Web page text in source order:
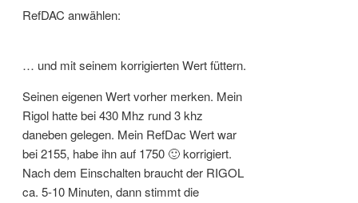
RefDAC anwählen:
… und mit seinem korrigierten Wert füttern.
Seinen eigenen Wert vorher merken. Mein
Rigol hatte bei 430 Mhz rund 3 khz
daneben gelegen. Mein RefDac Wert war
bei 2155, habe ihn auf 1750 🙂 korrigiert.
Nach dem Einschalten braucht der RIGOL
ca. 5-10 Minuten, dann stimmt die